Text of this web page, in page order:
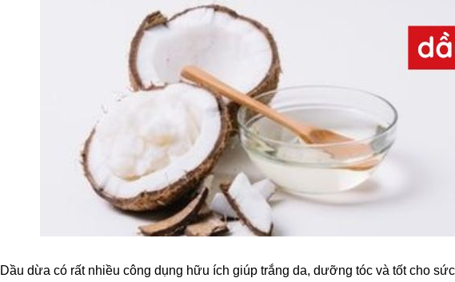
Dầu dừa có rất nhiều công dụng hữu ích giúp trắng da, dưỡng tóc và tốt cho